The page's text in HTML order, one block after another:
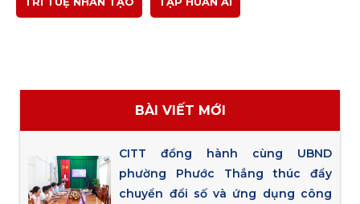
BÀI VIẾT MỚI
CITT đồng hành cùng UBND
phường Phước Thắng thúc đẩy
chuyển đổi số và ứng dụng công